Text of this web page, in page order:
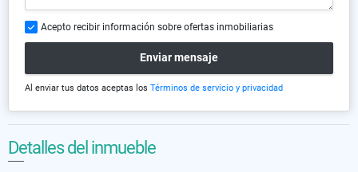
Acepto recibir información sobre ofertas inmobiliarias
Enviar mensaje
Al enviar tus datos aceptas los Términos de servicio y privacidad
Detalles del inmueble